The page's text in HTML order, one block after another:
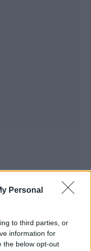
Personal
to third parties, or
information for
the below opt-out